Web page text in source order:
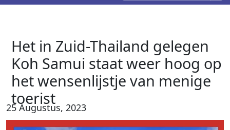
Het in Zuid-Thailand gelegen
Koh Samui staat weer hoog op
het wensenlijstje van menige
toerist
25 Augustus, 2023